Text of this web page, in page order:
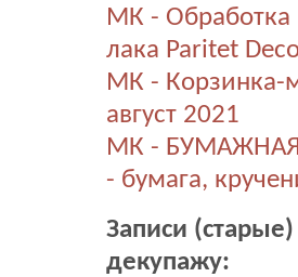
МК - Обработка
лака Paritet
МК - Корзинка-
август 2021
МК - БУМАЖНАЯ
- бумага,
Записи
декупажу: